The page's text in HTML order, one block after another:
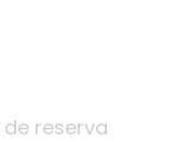
reserva